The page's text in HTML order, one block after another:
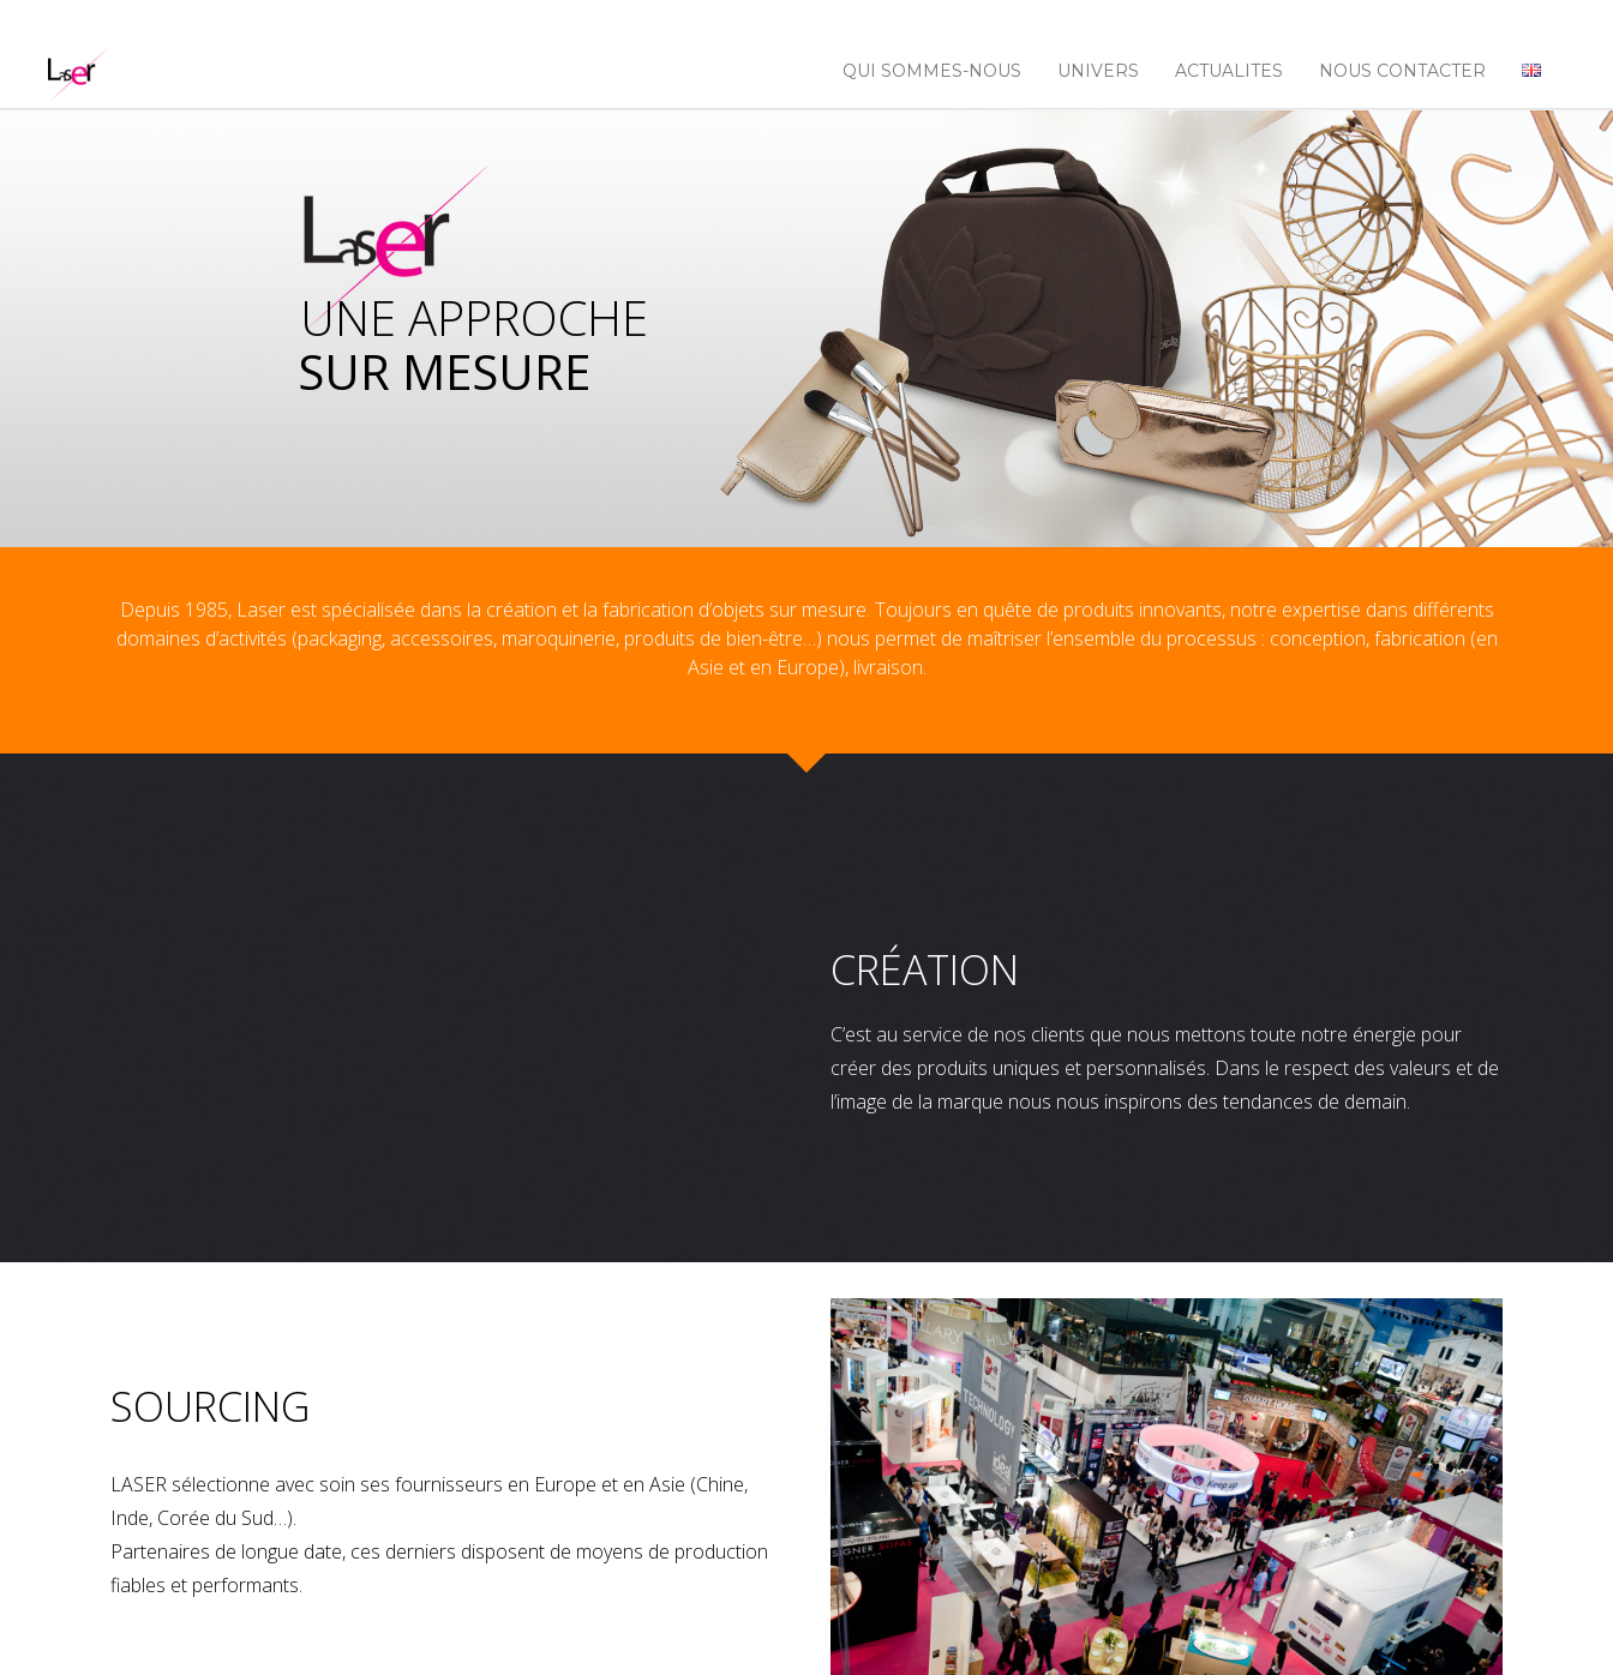
QUI SOMMES-NOUS UNIVERS ACTUALITES NOUS CONTACTER
SUR MESURE
UNE APPROCHE
Depuis 1985, Laser est spécialisée dans la création et la fabrication d’objets sur mesure. Toujours en quête de produits innovants, notre expertise dans différents
domaines d’activités (packaging, accessoires, maroquinerie, produits de bien-être…) nous permet de maîtriser l’ensemble du processus : conception, fabrication (en
Asie et en Europe), livraison.
CRÉATION
C’est au service de nos clients que nous mettons toute notre énergie pour
créer des produits uniques et personnalisés. Dans le respect des valeurs et de
l’image de la marque nous nous inspirons des tendances de demain.
SOURCING
LASER sélectionne avec soin ses fournisseurs en Europe et en Asie (Chine,
Inde, Corée du Sud…).
Partenaires de longue date, ces derniers disposent de moyens de production
fiables et performants.